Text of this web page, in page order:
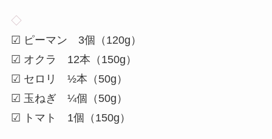
◇
☑ ピーマン 3個（120g）
☑ オクラ 12本（150g）
☑ セロリ ½本（50g）
☑ 玉ねぎ ¼個（50g）
☑ トマト 1個（150g）